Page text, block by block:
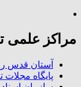
مراکز علمی
آستان قدس
پایگاه